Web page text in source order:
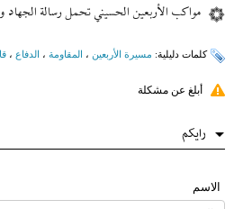
مواكب الأربعين الحسيني تحمل رسالة الجهاد
کلمات دلیلیة: مسيرة الأربعين ، المقاومة ، الدفاع ،
أبلغ عن مشكلة
رایکم
الاسم